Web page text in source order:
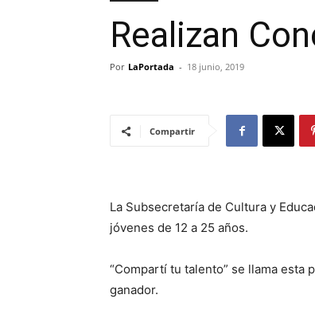
Realizan
Por LaPortada - 18 junio, 2019
Compartir
La Subsecretaría de Cultura y
jóvenes de 12 a 25 años.
“Compartí tu talento” se llama
ganador.